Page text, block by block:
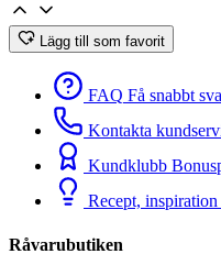
Lägg till som favorit
FAQ Få snabbt
Kontakta
Kundklubb
Recept,
Råvarubutiken